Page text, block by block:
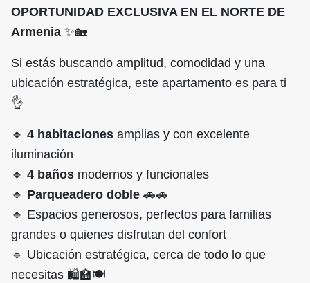
OPORTUNIDAD EXCLUSIVA EN EL NORTE DE
Armenia ✨🏡
Si estás buscando amplitud, comodidad y una
ubicación estratégica, este apartamento es para ti
👌
🔹 4 habitaciones amplias y con excelente
iluminación
🔹 4 baños modernos y funcionales
🔹 Parqueadero doble 🚗🚗
🔹 Espacios generosos, perfectos para familias
grandes o quienes disfrutan del confort
🔹 Ubicación estratégica, cerca de todo lo que
necesitas 🛍️🏫🍽️